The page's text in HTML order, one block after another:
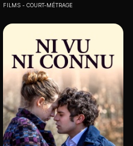
FILMS COURT-MÉTRAGE